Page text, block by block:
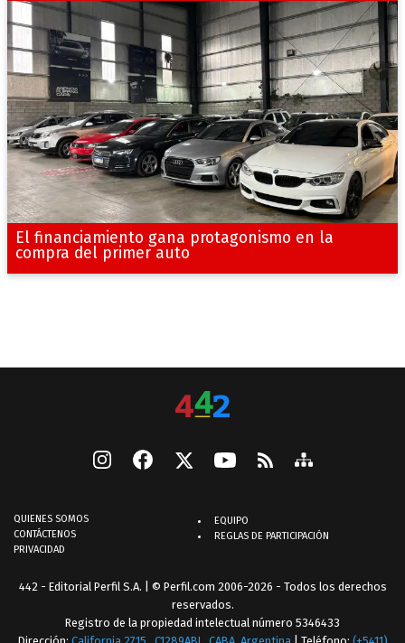
El financiamiento gana protagonismo en la
compra del primer auto
QUIENES SOMOS
CONTÁCTENOS
PRIVACIDAD
EQUIPO
REGLAS DE PARTICIPACIÓN
442 - Editorial Perfil S.A. | © Perfil.com 2006-2026 - Todos los derechos
reservados.
Registro de la propiedad intelectual número 5346433